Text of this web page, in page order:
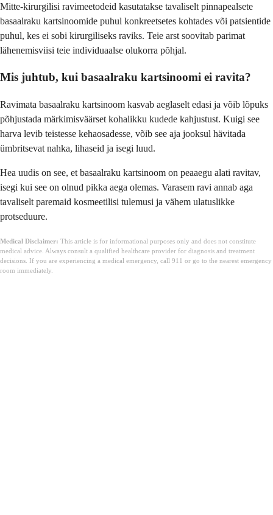
Mitte-kirurgilisi ravimeetodeid kasutatakse tavaliselt pinnapealsete
basaalraku kartsinoomide puhul konkreetsetes kohtades või patsientide
puhul, kes ei sobi kirurgiliseks raviks. Teie arst soovitab parimat
lähenemisviisi teie individuaalse olukorra põhjal.
Mis juhtub, kui basaalraku kartsinoomi ei ravita?
Ravimata basaalraku kartsinoom kasvab aeglaselt edasi ja võib lõpuks
põhjustada märkimisväärset kohalikku kudede kahjustust. Kuigi see
harva levib teistesse kehaosadesse, võib see aja jooksul hävitada
ümbritsevat nahka, lihaseid ja isegi luud.
Hea uudis on see, et basaalraku kartsinoom on peaaegu alati ravitav,
isegi kui see on olnud pikka aega olemas. Varasem ravi annab aga
tavaliselt paremaid kosmeetilisi tulemusi ja vähem ulatuslikke
protseduure.
Medical Disclaimer: This article is for informational purposes only and does not constitute
medical advice. Always consult a qualified healthcare provider for diagnosis and treatment
decisions. If you are experiencing a medical emergency, call 911 or go to the nearest emergency
room immediately.